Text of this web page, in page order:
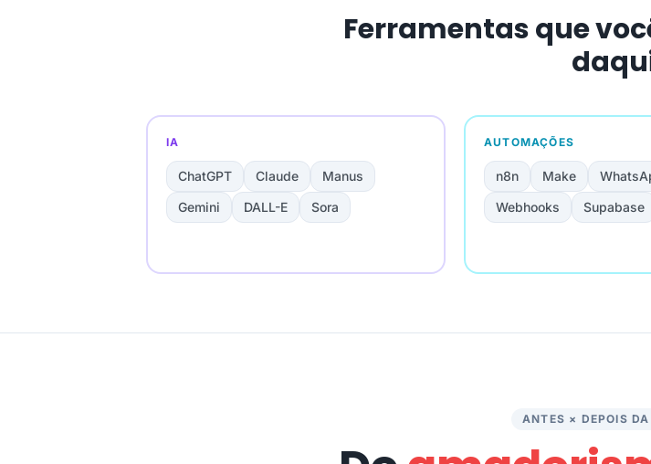
Ferramentas que
IA
ChatGPT Claude
Manus
Gemini
DALL-E Sora
AUTOMAÇÕES
n8n Make
Webhooks
Supabase
ANTES × DEPOIS